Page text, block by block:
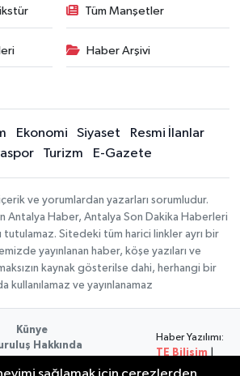
Tüm Manşetler
Haber Arşivi
Ekonomi Siyaset
Resmi İlanlar
Turizm E-Gazete
ve yorumlardan yazarları sorumludur.
Antalya Haber, Antalya Son Dakika Haberleri
tutulamaz. Sitedeki tüm harici linkler ayrı bir
yayınlanan haber, köşe yazıları ve
kaynak gösterilse dahi, herhangi bir
kullanılamaz ve yayınlanamaz
Künye
Hakkında
Haber Yazılımı:
TE Bilişim
Copyright ©